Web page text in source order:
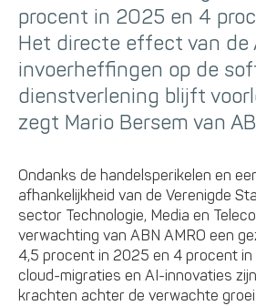
procent in 2025 en 4
Het directe effect van de
invoerheffingen op de
dienstverlening blijft
zegt Mario Bersem van
Ondanks de handelsperikelen en
afhankelijkheid van de Verenigde
sector Technologie, Media en
verwachting van ABN AMRO een
4,5 procent in 2025 en 4 procent in
cloud-migraties en AI-innovaties
krachten achter de verwachte groei.